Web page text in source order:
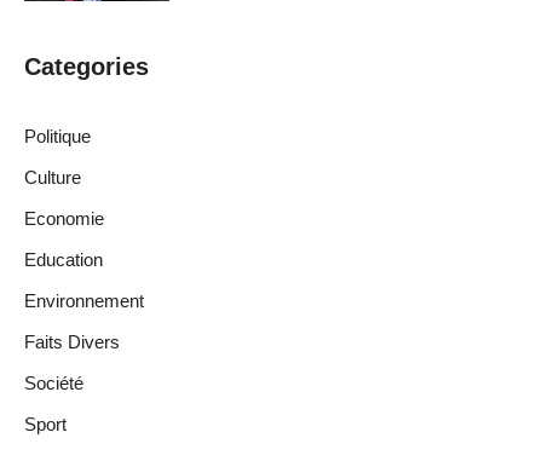
Categories
Politique
Culture
Economie
Education
Environnement
Faits Divers
Société
Sport